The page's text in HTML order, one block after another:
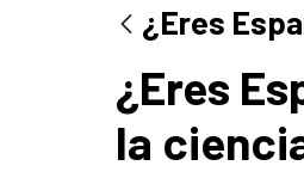
¿Eres
¿Eres
la